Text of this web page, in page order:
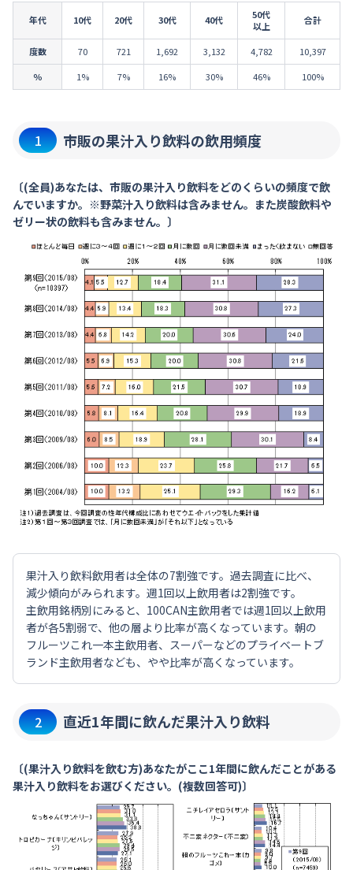
年代 10代 20代 30代 40代
50代
以上
合計
度数 70 721 1,692 3,132 4,782
10,397
％
1% 7% 16% 30% 46% 100%
1 市販の果汁入り飲料の飲用頻度
〔(全員)あなたは、市販の果汁入り飲料をどのくらいの頻度で飲
んでいますか。※野菜汁入り飲料は含みません。また炭酸飲料や
ゼリー状の飲料も含みません。〕
果汁入り飲料飲用者は全体の7割強です。過去調査に比べ、
減少傾向がみられます。週1回以上飲用者は2割強です。
主飲用銘柄別にみると、100CAN主飲用者では週1回以上飲用
者が各5割弱で、他の層より比率が高くなっています。朝の
フルーツこれ一本主飲用者、スーパーなどのプライベートブ
ランド主飲用者なども、やや比率が高くなっています。
2 直近1年間に飲んだ果汁入り飲料
〔(果汁入り飲料を飲む方)あなたがここ1年間に飲んだことがある
果汁入り飲料をお選びください。(複数回答可)〕